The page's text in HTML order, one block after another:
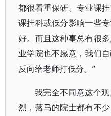
都很看重保研。专业课
课挂科或低分影响一些
好。而且这种事总有很
业学院也不愿意，我们
反向给老师打低分。”
我完全不同意这个
烈，落马的院士都有不